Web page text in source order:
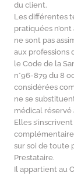
du client.
Les différentes
pratiquées
ne sont pas
aux professions
le Code de la
n°96-879 du 8
considérées
ne se
médical réservé
Elles
sur soi de toute
Prestataire.
Il appartient au